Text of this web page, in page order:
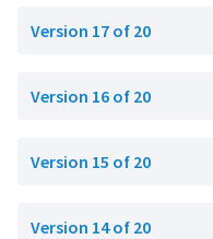
Version 17 of 20
Version 16 of 20
Version 15 of 20
Version 14 of 20